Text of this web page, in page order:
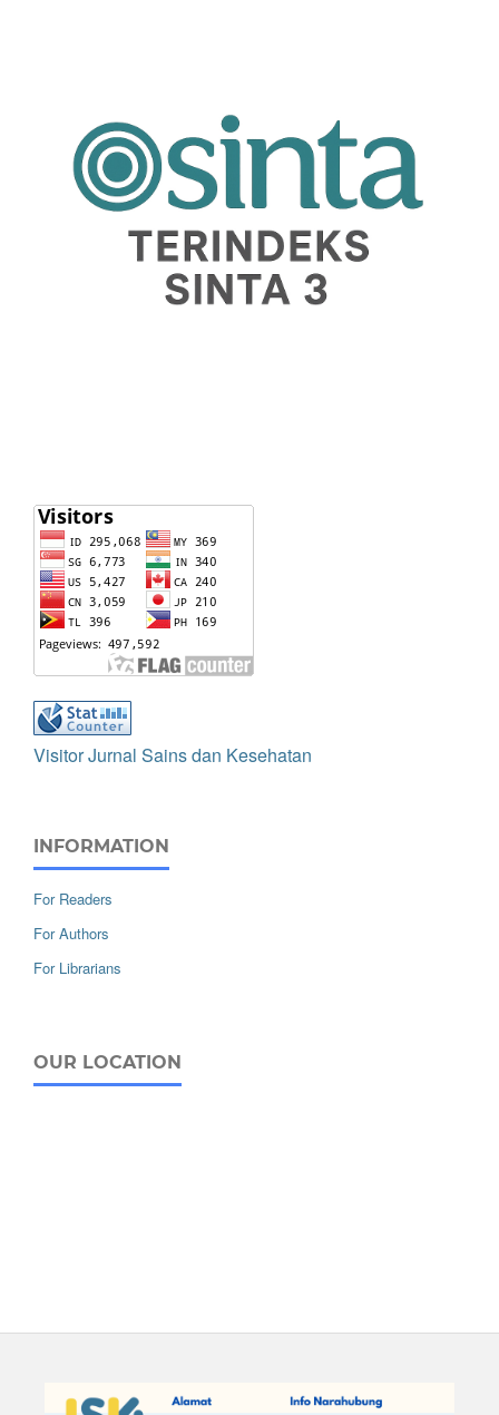
Visitor Jurnal Sains dan Kesehatan
INFORMATION
For Readers
For Authors
For Librarians
OUR LOCATION